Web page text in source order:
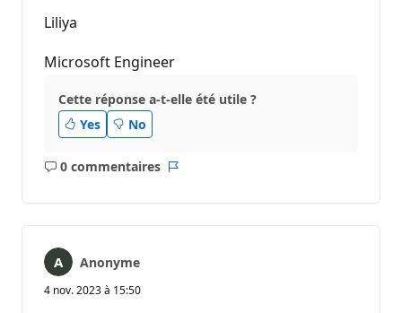
Liliya
Microsoft Engineer
Cette réponse a-t-elle été utile ?
Yes
No
0 commentaires
Aucun
Anonyme
4 nov. 2023 à 15:50